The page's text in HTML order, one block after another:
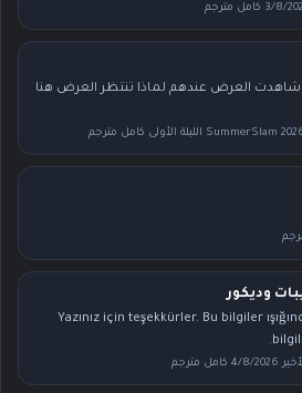
العرض عندهم لماذا تنتظر العرض هنا
وديكور
Yazınız için teşekkürler. Bu bilgiler